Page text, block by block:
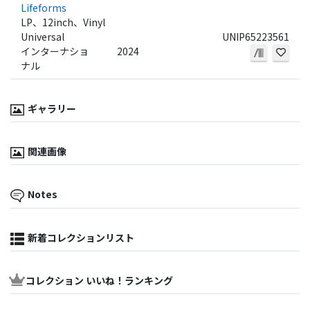
Lifeforms
LP、12inch、Vinyl
Universal
UNIP65223561
インターナショ
ナル
2024
ギャラリー
関連画像
Notes
新着コレクションリスト
コレクション いいね！ランキング